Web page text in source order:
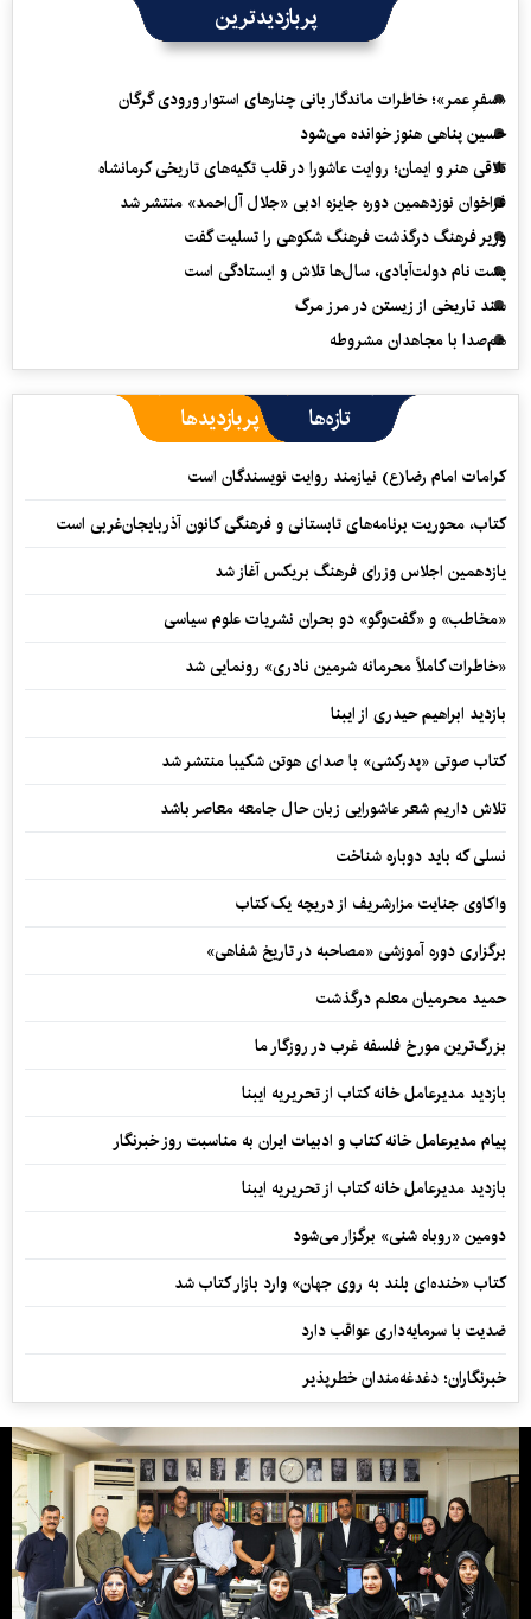
پربازدیدترین
«سفرِ عمر»؛ خاطرات ماندگار بانی چنارهای استوار ورودی گرگان
حسین پناهی هنوز خوانده می‌شود
تلاقی هنر و ایمان؛ روایت عاشورا در قلب تکیه‌های تاریخی کرمانشاه
فراخوان نوزدهمین دوره جایزه ادبی «جلال آل‌احمد» منتشر شد
وزیر فرهنگ درگذشت فرهنگ شکوهی را تسلیت گفت
پشت نام دولت‌آبادی، سال‌ها تلاش و ایستادگی است
سند تاریخی از زیستن در مرز مرگ
هم‌صدا با مجاهدان مشروطه
تازه‌ها پربازدیدها
کرامات امام رضا(ع) نیازمند روایت نویسندگان است
کتاب، محوریت برنامه‌های تابستانی و فرهنگی کانون آذربایجان‌غربی است
یازدهمین اجلاس وزرای فرهنگ بریکس آغاز شد
«مخاطب» و «گفت‌وگو» دو بحران نشریات علوم سیاسی
«خاطرات کاملاً محرمانه شرمین نادری» رونمایی شد
بازدید ابراهیم حیدری از ایبنا
کتاب صوتی «پدرکشی» با صدای هوتن شکیبا منتشر شد
تلاش داریم شعر عاشورایی زبان حال جامعه معاصر باشد
نسلی که باید دوباره شناخت
واکاوی جنایت مزارشریف از دریچه یک کتاب
برگزاری دوره آموزشی «مصاحبه در تاریخ شفاهی»
حمید محرمیان معلم درگذشت
بزرگ‌ترین مورخ فلسفه غرب در روزگار ما
بازدید مدیرعامل خانه کتاب از تحریریه ایبنا
پیام مدیرعامل خانه کتاب و ادبیات ایران به مناسبت روز خبرنگار
بازدید مدیرعامل خانه کتاب از تحریریه ایبنا
دومین «روباه شنی» برگزار می‌شود
کتاب «خنده‌ای بلند به روی جهان» وارد بازار کتاب شد
ضدیت با سرمایه‌داری عواقب دارد
خبرنگاران؛ دغدغه‌مندان خطرپذیر